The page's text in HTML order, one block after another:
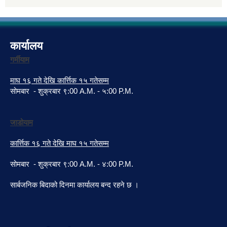
कार्यालय
गर्मीयाम
माघ १६ गते देखि कार्त्तिक १५ गतेसम्म
सोमबार - शुक्रबार ९:00 A.M. - ५:00 P.M.
जाडोयाम
कार्त्तिक १६ गते देखि माघ १५ गतेसम्म
सोमबार - शुक्रबार ९:00 A.M. - ४:00 P.M.
सार्बजनिक बिदाको दिनमा कार्यालय बन्द रहने छ ।